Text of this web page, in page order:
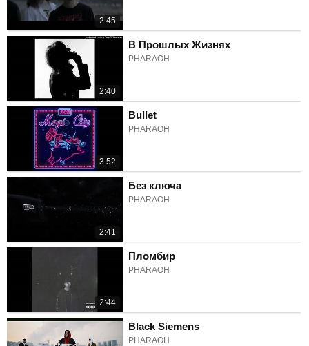
2:45
2:40
В Прошлых Жизнях
PHARAOH
3:52
Bullet
PHARAOH
2:41
Без ключа
PHARAOH
2:44
Пломбир
PHARAOH
Black Siemens
PHARAOH